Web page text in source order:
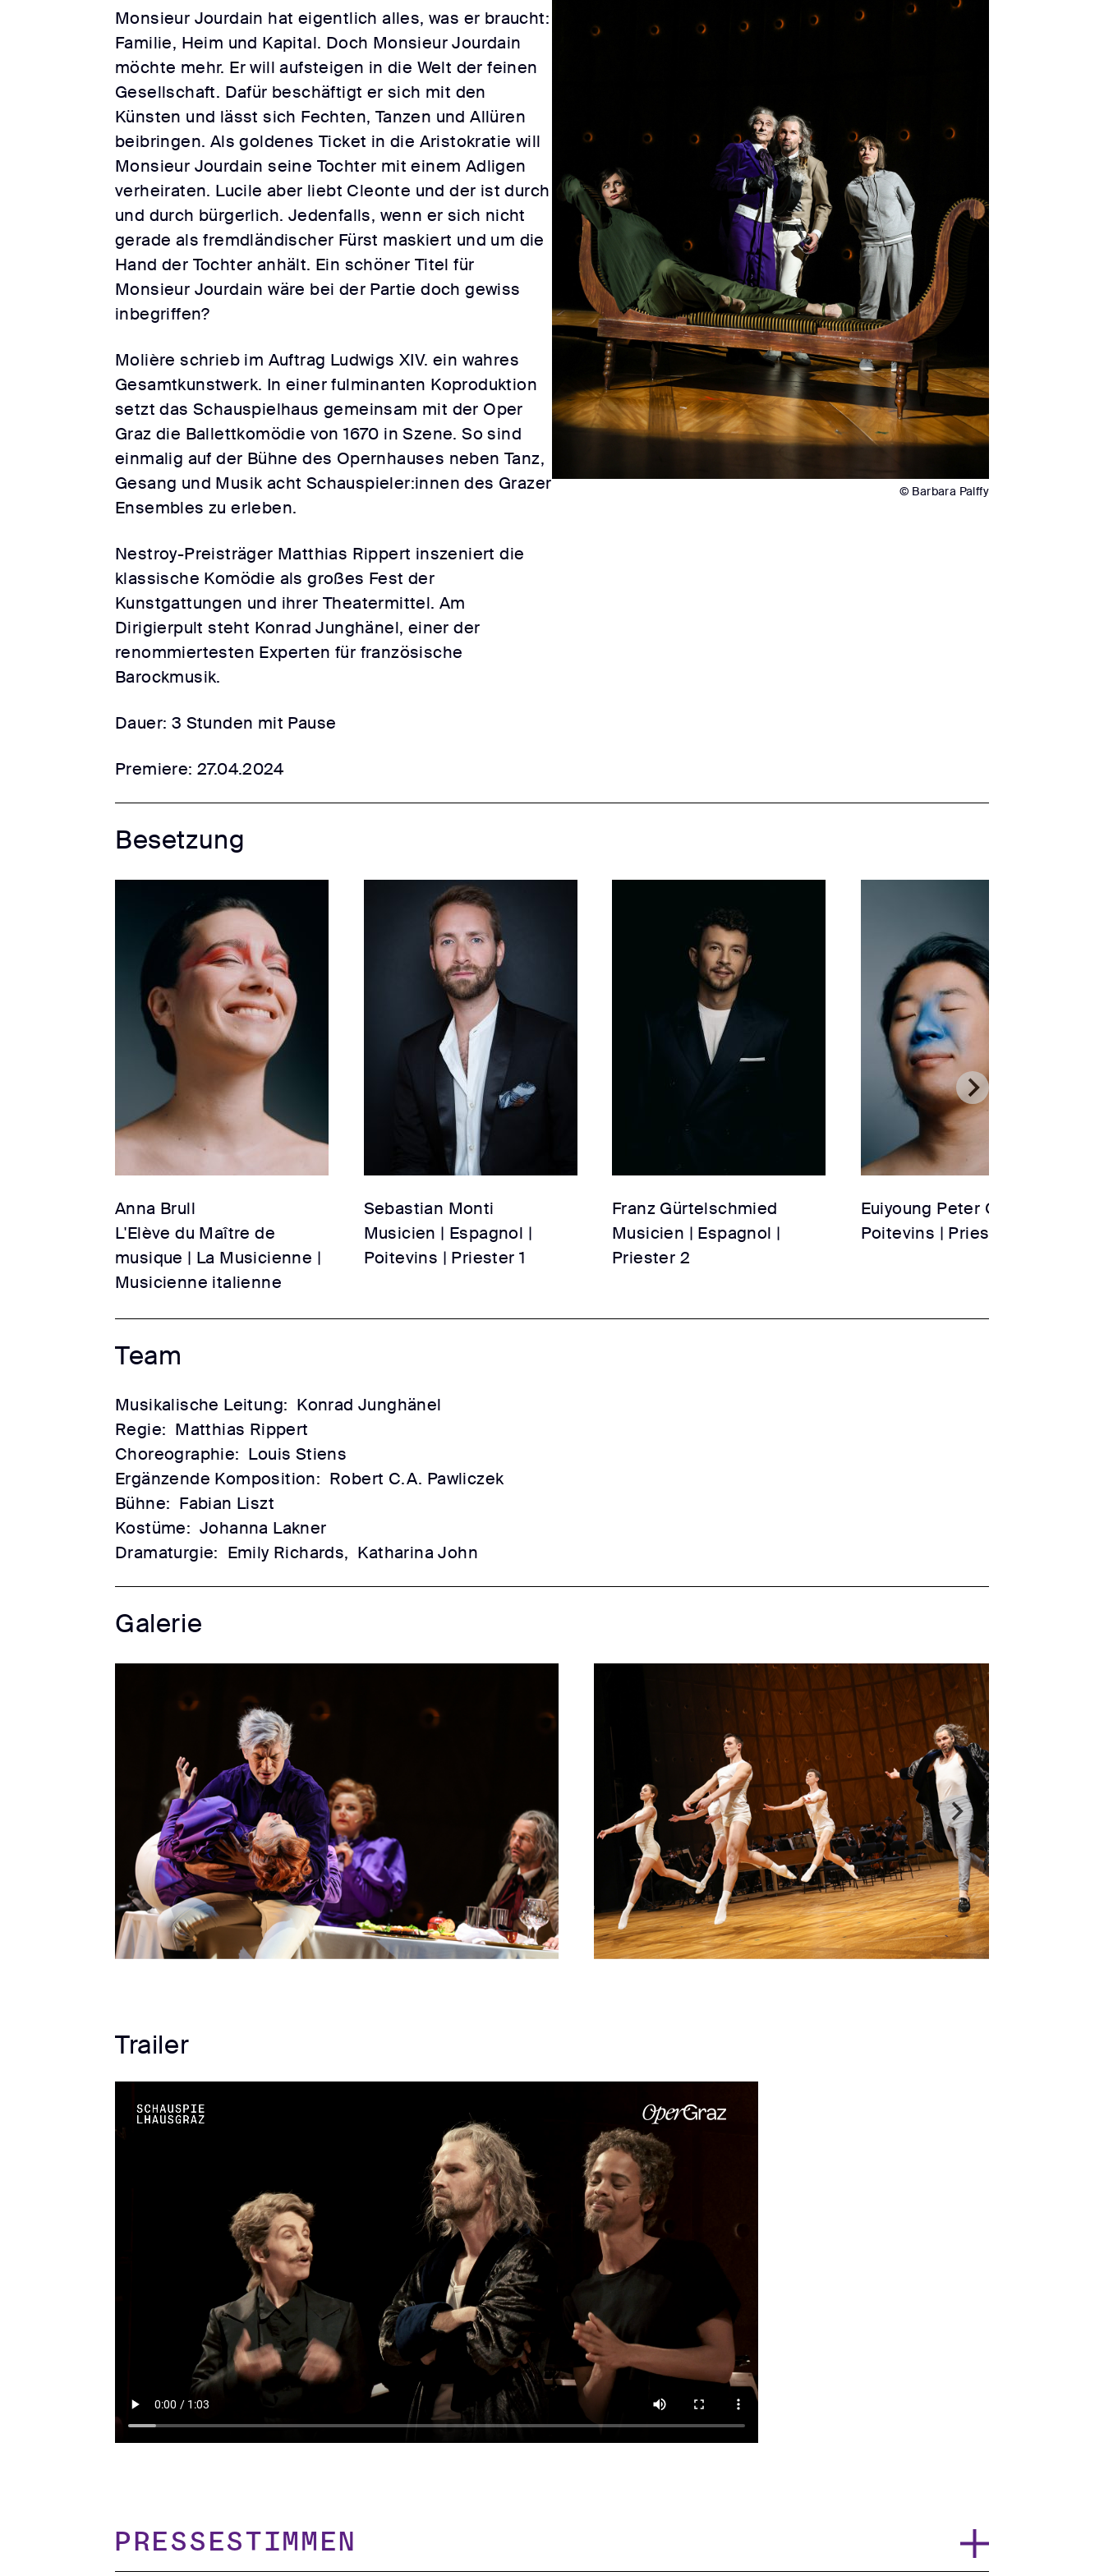
Monsieur Jourdain hat eigentlich alles, was er braucht:
Familie, Heim und Kapital. Doch Monsieur Jourdain
möchte mehr. Er will aufsteigen in die Welt der feinen
Gesellschaft. Dafür beschäftigt er sich mit den
Künsten und lässt sich Fechten, Tanzen und Allüren
beibringen. Als goldenes Ticket in die Aristokratie will
Monsieur Jourdain seine Tochter mit einem Adligen
verheiraten. Lucile aber liebt Cleonte und der ist durch
und durch bürgerlich. Jedenfalls, wenn er sich nicht
gerade als fremdländischer Fürst maskiert und um die
Hand der Tochter anhält. Ein schöner Titel für
Monsieur Jourdain wäre bei der Partie doch gewiss
inbegriffen?
Molière schrieb im Auftrag Ludwigs XIV. ein wahres
Gesamtkunstwerk. In einer fulminanten Koproduktion
setzt das Schauspielhaus gemeinsam mit der Oper
Graz die Ballettkomödie von 1670 in Szene. So sind
einmalig auf der Bühne des Opernhauses neben Tanz,
Gesang und Musik acht Schauspieler:innen des Grazer
Ensembles zu erleben.
Nestroy-Preisträger Matthias Rippert inszeniert die
klassische Komödie als großes Fest der
Kunstgattungen und ihrer Theatermittel. Am
Dirigierpult steht Konrad Junghänel, einer der
renommiertesten Experten für französische
Barockmusik.
Dauer: 3 Stunden mit Pause
Premiere: 27.04.2024
© Barbara Palffy
Besetzung
Anna Brull
L'Elève du Maître de
musique | La Musicienne |
Musicienne italienne
Sebastian Monti
Musicien | Espagnol |
Poitevins | Priester 1
Franz Gürtelschmied
Musicien | Espagnol |
Priester 2
Euiyoung Peter Oh
Poitevins | Priester 3
Team
Musikalische Leitung: Konrad Junghänel
Regie: Matthias Rippert
Choreographie: Louis Stiens
Ergänzende Komposition: Robert C.A. Pawliczek
Bühne: Fabian Liszt
Kostüme: Johanna Lakner
Dramaturgie: Emily Richards, Katharina John
Galerie
Trailer
Pressestimmen